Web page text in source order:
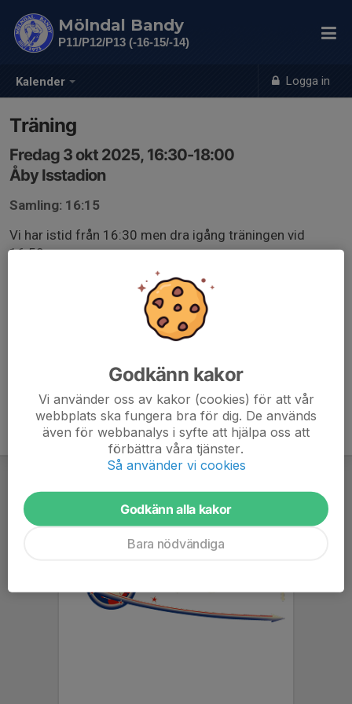
Kalender Logga in
Mölndal Bandy
P11/P12/P13 (-16-15/-14)
Träning
Fredag 3 okt 2025, 16:30-18:00
Åby Isstadion
Samling: 16:15
Vi har istid från 16:30 men dra igång träningen vid
16:50.
Godkänn kakor
Vi använder oss av kakor (cookies) för att vår
webbplats ska fungera bra för dig. De används
även för webbanalys i syfte att hjälpa oss att
förbättra våra tjänster.
Så använder vi cookies
Godkänn alla kakor
Bara nödvändiga